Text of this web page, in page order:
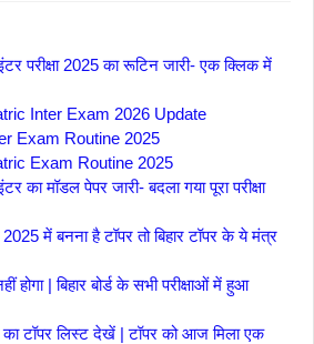
इंटर परीक्षा 2025 का रूटिन जारी- एक क्लिक में
Inter Exam 2026 Update
Exam Routine 2025
Exam Routine 2025
का मॉडल पेपर जारी- बदला गया पूरा परीक्षा
2025 में बनना है टॉपर तो बिहार टॉपर के ये मंत्र
होगा | बिहार बोर्ड के सभी परीक्षाओं में हुआ
का टॉपर लिस्ट देखें | टॉपर को आज मिला एक